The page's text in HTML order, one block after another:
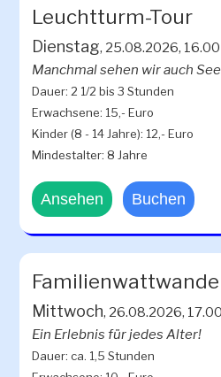
Leuchtturm-Tour
Dienstag, 25.08.2026, 16.00
Manchmal sehen wir auch
Dauer: 2 1/2 bis 3 Stunden
Erwachsene: 15,- Euro
Kinder (8 - 14 Jahre): 12,- Euro
Mindestalter: 8 Jahre
Ansehen Buchen
Mittwoch, 26.08.2026,
Ein Erlebnis für jedes Alter!
Dauer: ca. 1,5 Stunden